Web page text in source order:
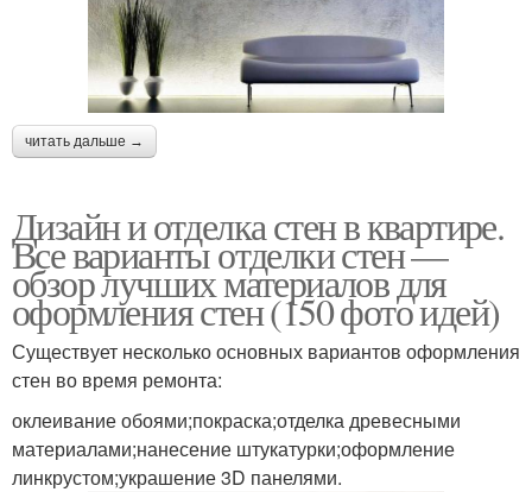
читать дальше →
Дизайн и отделка стен в квартире.
Все варианты отделки стен —
обзор лучших материалов для
оформления стен (150 фото идей)
Существует несколько основных вариантов оформления
стен во время ремонта:
оклеивание обоями;покраска;отделка древесными
материалами;нанесение штукатурки;оформление
линкрустом;украшение 3D панелями.